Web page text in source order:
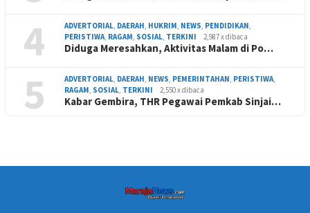
4 ADVERTORIAL, DAERAH, HUKRIM, NEWS, PENDIDIKAN,
PERISTIWA, RAGAM, SOSIAL, TERKINI 2,987 x dibaca
Diduga Meresahkan, Aktivitas Malam di Po…
5 ADVERTORIAL, DAERAH, NEWS, PEMERINTAHAN, PERISTIWA,
RAGAM, SOSIAL, TERKINI 2,550 x dibaca
Kabar Gembira, THR Pegawai Pemkab Sinjai…